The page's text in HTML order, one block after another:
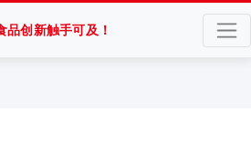
品创新触手可及！